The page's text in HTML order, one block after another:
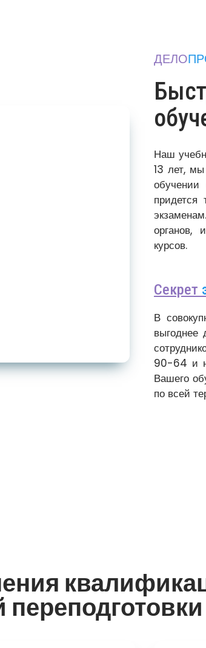
ДЕЛО
Наш
13 лет,
придется
органов,
курсов.
Секрет
В
выгоднее
90-64 и
Вашего
по всей